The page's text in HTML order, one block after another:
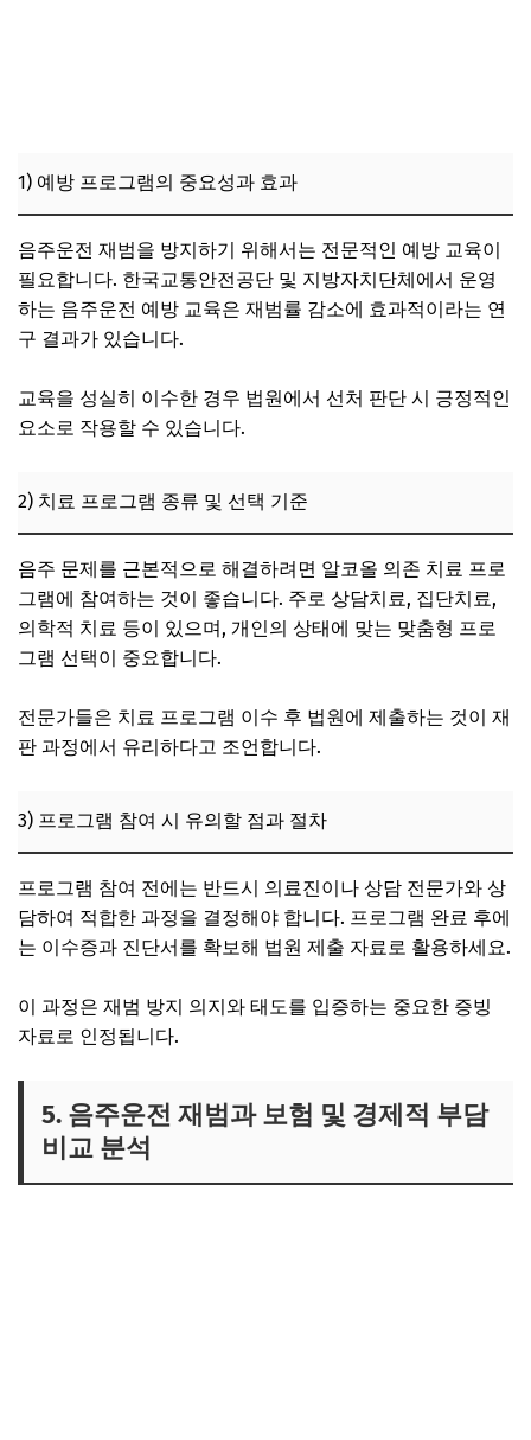
1) 예방 프로그램의 중요성과 효과
음주운전 재범을 방지하기 위해서는 전문적인 예방 교육이
필요합니다. 한국교통안전공단 및 지방자치단체에서 운영
하는 음주운전 예방 교육은 재범률 감소에 효과적이라는 연
구 결과가 있습니다.
교육을 성실히 이수한 경우 법원에서 선처 판단 시 긍정적인
요소로 작용할 수 있습니다.
2) 치료 프로그램 종류 및 선택 기준
음주 문제를 근본적으로 해결하려면 알코올 의존 치료 프로
그램에 참여하는 것이 좋습니다. 주로 상담치료, 집단치료,
의학적 치료 등이 있으며, 개인의 상태에 맞는 맞춤형 프로
그램 선택이 중요합니다.
전문가들은 치료 프로그램 이수 후 법원에 제출하는 것이 재
판 과정에서 유리하다고 조언합니다.
3) 프로그램 참여 시 유의할 점과 절차
프로그램 참여 전에는 반드시 의료진이나 상담 전문가와 상
담하여 적합한 과정을 결정해야 합니다. 프로그램 완료 후에
는 이수증과 진단서를 확보해 법원 제출 자료로 활용하세요.
이 과정은 재범 방지 의지와 태도를 입증하는 중요한 증빙
자료로 인정됩니다.
5. 음주운전 재범과 보험 및 경제적 부담
비교 분석